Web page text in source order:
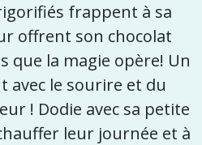
frappent à sa
offrent son chocolat
que la magie opère! Un
avec le sourire et du
! Dodie avec sa petite
leur journée et à